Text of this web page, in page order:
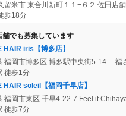
留米市 東合川新町１１−６２ 佐田店
歩18分
舗でも募集しています
HAIR iris【博多店】
福岡市博多区 博多駅中央街5-14 福
徒歩1分
HAIR soleil【福岡千早店】
福岡市東区 千早4-22-7 Feel it
徒歩7分